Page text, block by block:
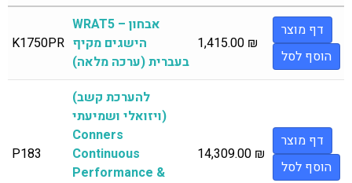
K1750PR
WRAT5 – אבחון
הישגים מקיף
בעברית (ערכה מלאה)
1,415.00 ₪
דף מוצר
הוסף לסל
P183
(להערכת קשב
ויזואלי ושמיעתי)
Conners
Continuous
Performance &
14,309.00 ₪
דף מוצר
הוסף לסל